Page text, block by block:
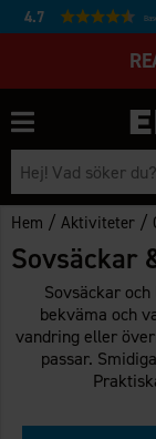
4.7
Hem /Aktiviteter /
Sovsäckar
Sovsäckar
bekväma och
vandring eller
passar.